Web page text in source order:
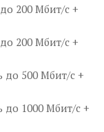
200 Мбит/с +
200 Мбит/с +
до 500 Мбит/с +
до 1000 Мбит/с +